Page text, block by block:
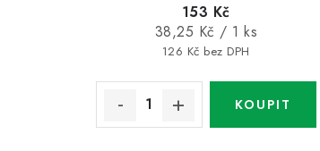
126 Kč bez DPH
153 Kč
Měrná
cena:
38,25 Kč / 1 ks